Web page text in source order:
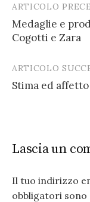
Post
navigation
ARTICOLO
Medaglie e
Cogotti e Zara
ARTICOLO
Stima ed
Lascia un
Il tuo indirizzo
obbligatori